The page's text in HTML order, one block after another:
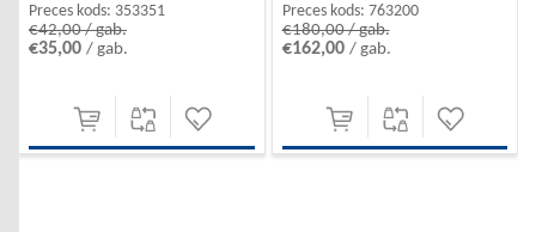
Preces kods: 353351
€42,00 / gab.
€35,00 / gab.
Preces kods: 763200
€180,00 / gab.
€162,00 / gab.